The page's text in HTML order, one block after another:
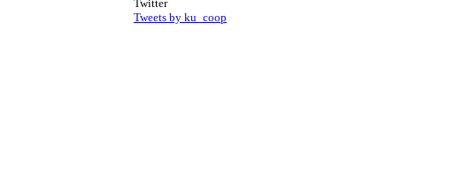
Twitter
Tweets by ku_coop